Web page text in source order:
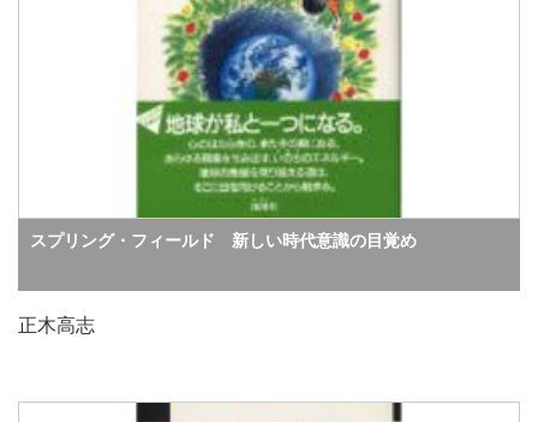
スプリング・フィールド 新しい時代意識の目覚め
正木高志